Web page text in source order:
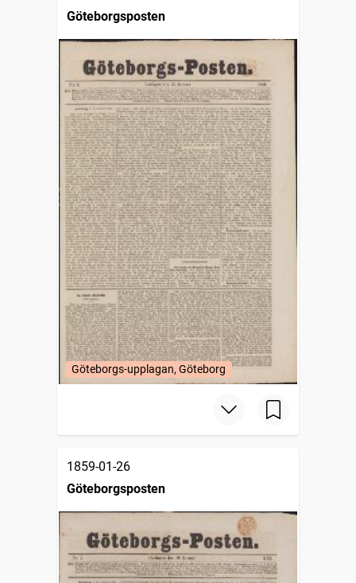
Göteborgsposten
Göteborgs-upplagan, Göteborg
1859-01-26
Göteborgsposten